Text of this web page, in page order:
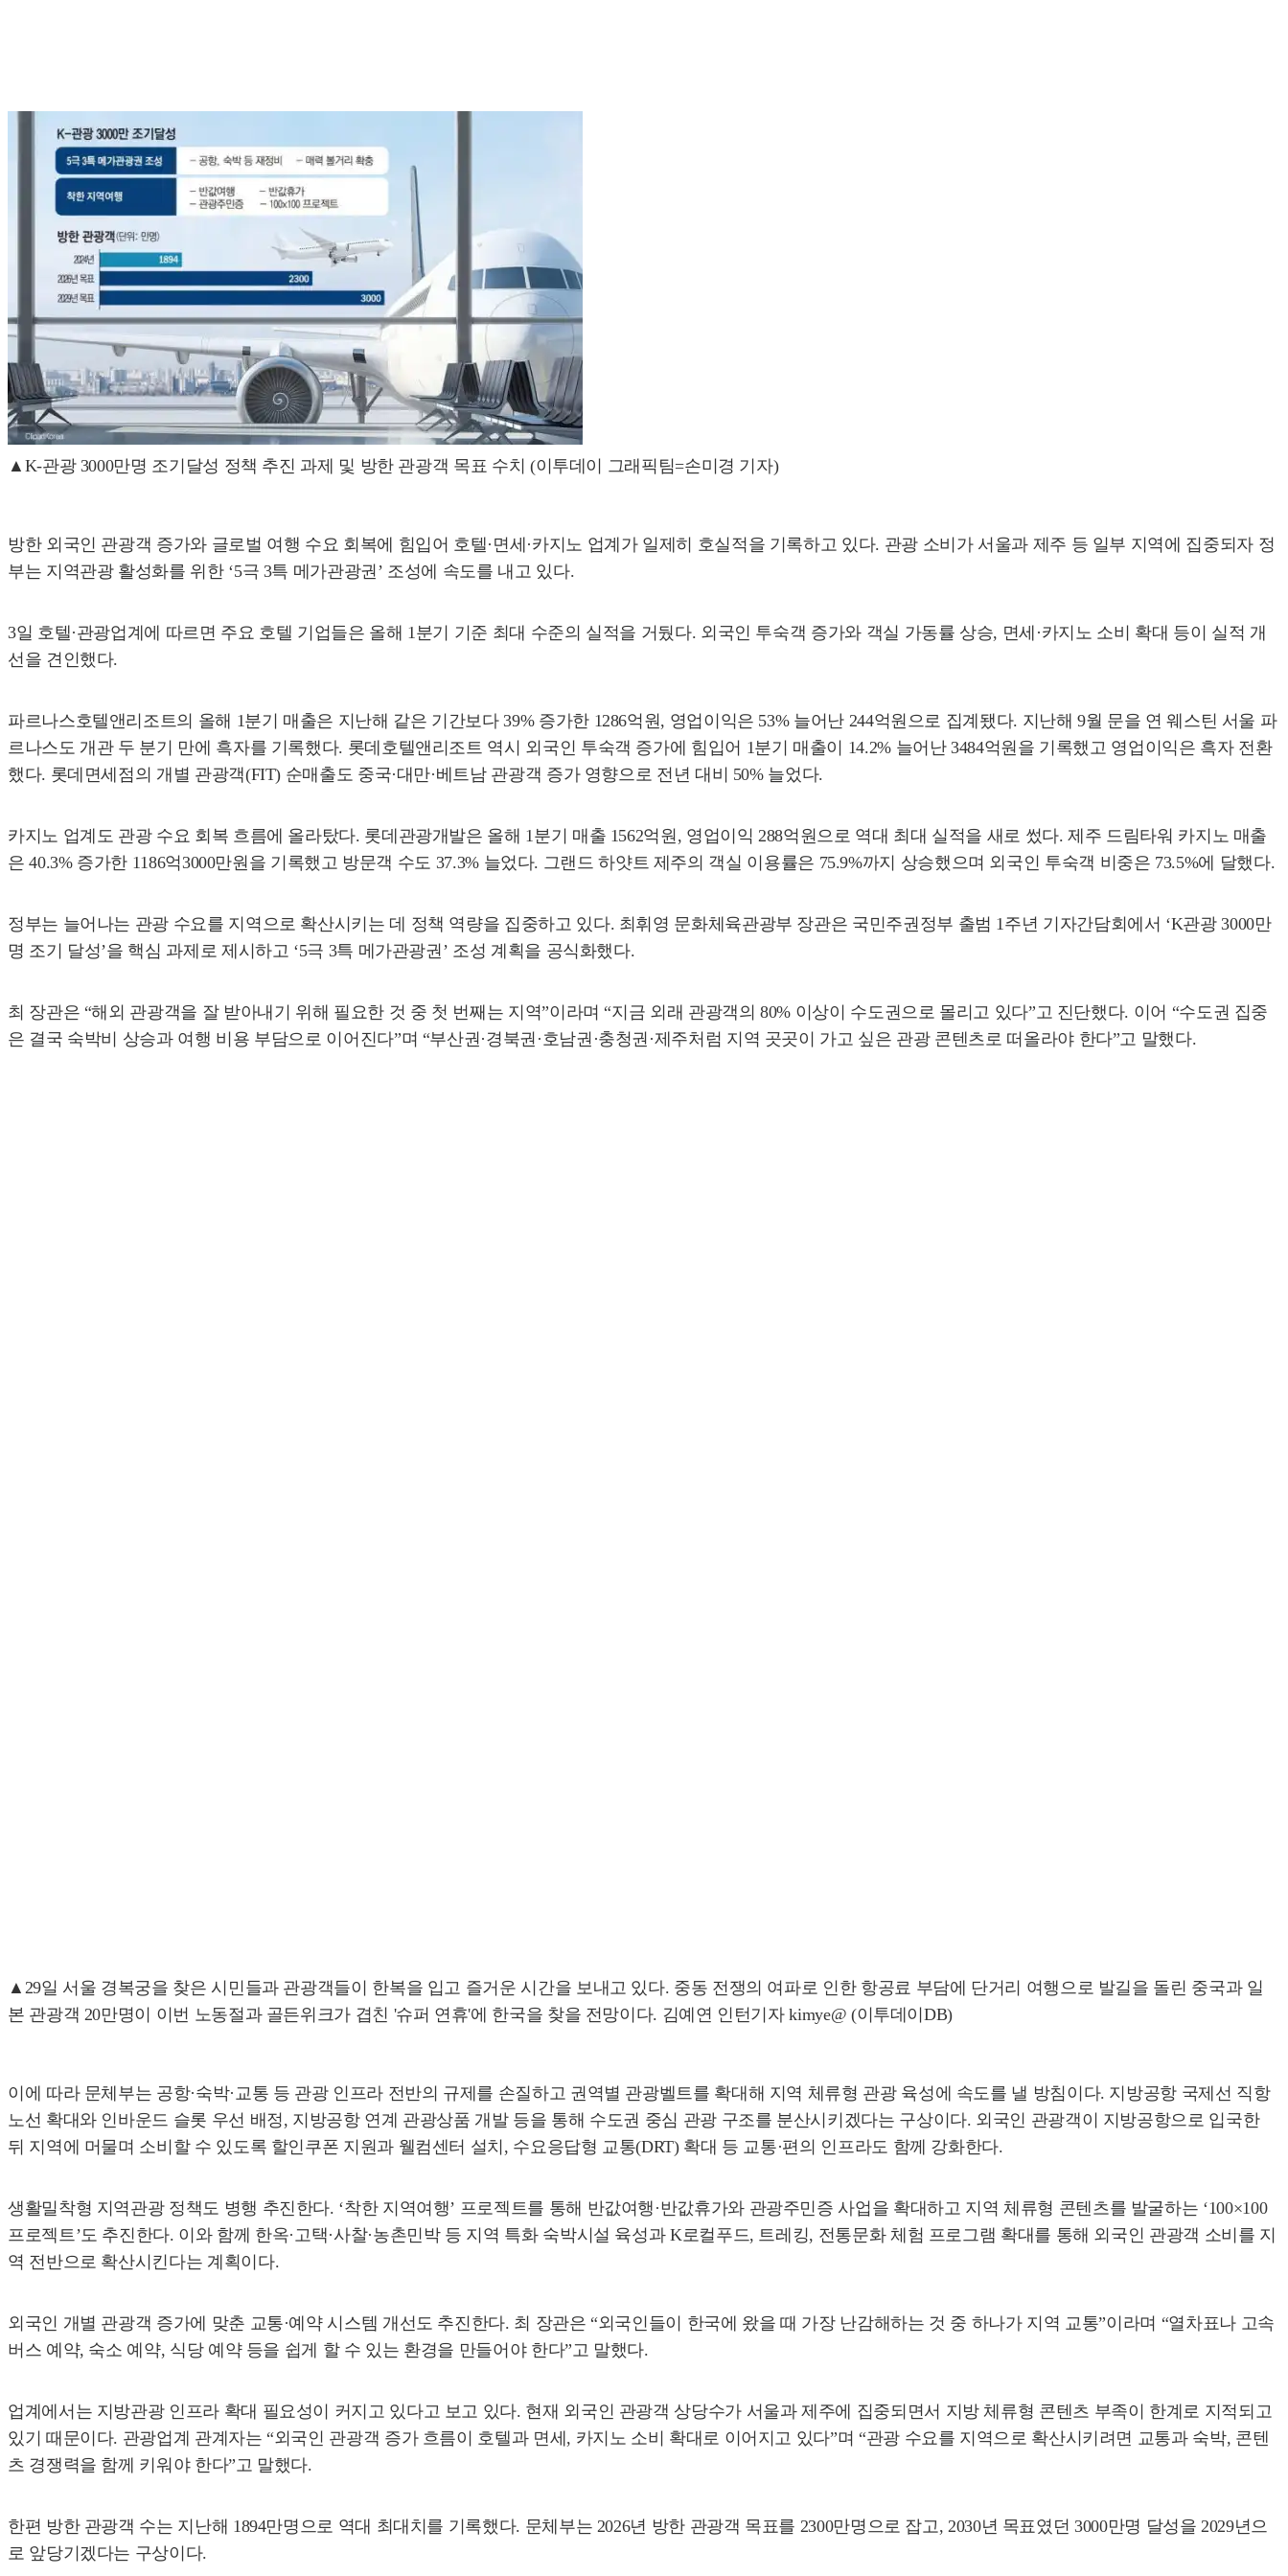
▲K-관광 3000만명 조기달성 정책 추진 과제 및 방한 관광객 목표 수치 (이투데이 그래픽팀=손미경 기자)
방한 외국인 관광객 증가와 글로벌 여행 수요 회복에 힘입어 호텔·면세·카지노 업계가 일제히 호실적을 기록하고 있다. 관광 소비가 서울과 제주 등 일부 지역에 집중되자 정
부는 지역관광 활성화를 위한 ‘5극 3특 메가관광권’ 조성에 속도를 내고 있다.
3일 호텔·관광업계에 따르면 주요 호텔 기업들은 올해 1분기 기준 최대 수준의 실적을 거뒀다. 외국인 투숙객 증가와 객실 가동률 상승, 면세·카지노 소비 확대 등이 실적 개
선을 견인했다.
파르나스호텔앤리조트의 올해 1분기 매출은 지난해 같은 기간보다 39% 증가한 1286억원, 영업이익은 53% 늘어난 244억원으로 집계됐다. 지난해 9월 문을 연 웨스틴 서울 파
르나스도 개관 두 분기 만에 흑자를 기록했다. 롯데호텔앤리조트 역시 외국인 투숙객 증가에 힘입어 1분기 매출이 14.2% 늘어난 3484억원을 기록했고 영업이익은 흑자 전환
했다. 롯데면세점의 개별 관광객(FIT) 순매출도 중국·대만·베트남 관광객 증가 영향으로 전년 대비 50% 늘었다.
카지노 업계도 관광 수요 회복 흐름에 올라탔다. 롯데관광개발은 올해 1분기 매출 1562억원, 영업이익 288억원으로 역대 최대 실적을 새로 썼다. 제주 드림타워 카지노 매출
은 40.3% 증가한 1186억3000만원을 기록했고 방문객 수도 37.3% 늘었다. 그랜드 하얏트 제주의 객실 이용률은 75.9%까지 상승했으며 외국인 투숙객 비중은 73.5%에 달했다.
정부는 늘어나는 관광 수요를 지역으로 확산시키는 데 정책 역량을 집중하고 있다. 최휘영 문화체육관광부 장관은 국민주권정부 출범 1주년 기자간담회에서 ‘K관광 3000만
명 조기 달성’을 핵심 과제로 제시하고 ‘5극 3특 메가관광권’ 조성 계획을 공식화했다.
최 장관은 “해외 관광객을 잘 받아내기 위해 필요한 것 중 첫 번째는 지역”이라며 “지금 외래 관광객의 80% 이상이 수도권으로 몰리고 있다”고 진단했다. 이어 “수도권 집중
은 결국 숙박비 상승과 여행 비용 부담으로 이어진다”며 “부산권·경북권·호남권·충청권·제주처럼 지역 곳곳이 가고 싶은 관광 콘텐츠로 떠올라야 한다”고 말했다.
▲29일 서울 경복궁을 찾은 시민들과 관광객들이 한복을 입고 즐거운 시간을 보내고 있다. 중동 전쟁의 여파로 인한 항공료 부담에 단거리 여행으로 발길을 돌린 중국과 일
본 관광객 20만명이 이번 노동절과 골든위크가 겹친 '슈퍼 연휴'에 한국을 찾을 전망이다. 김예연 인턴기자 kimye@ (이투데이DB)
이에 따라 문체부는 공항·숙박·교통 등 관광 인프라 전반의 규제를 손질하고 권역별 관광벨트를 확대해 지역 체류형 관광 육성에 속도를 낼 방침이다. 지방공항 국제선 직항
노선 확대와 인바운드 슬롯 우선 배정, 지방공항 연계 관광상품 개발 등을 통해 수도권 중심 관광 구조를 분산시키겠다는 구상이다. 외국인 관광객이 지방공항으로 입국한
뒤 지역에 머물며 소비할 수 있도록 할인쿠폰 지원과 웰컴센터 설치, 수요응답형 교통(DRT) 확대 등 교통·편의 인프라도 함께 강화한다.
생활밀착형 지역관광 정책도 병행 추진한다. ‘착한 지역여행’ 프로젝트를 통해 반값여행·반값휴가와 관광주민증 사업을 확대하고 지역 체류형 콘텐츠를 발굴하는 ‘100×100
프로젝트’도 추진한다. 이와 함께 한옥·고택·사찰·농촌민박 등 지역 특화 숙박시설 육성과 K로컬푸드, 트레킹, 전통문화 체험 프로그램 확대를 통해 외국인 관광객 소비를 지
역 전반으로 확산시킨다는 계획이다.
외국인 개별 관광객 증가에 맞춘 교통·예약 시스템 개선도 추진한다. 최 장관은 “외국인들이 한국에 왔을 때 가장 난감해하는 것 중 하나가 지역 교통”이라며 “열차표나 고속
버스 예약, 숙소 예약, 식당 예약 등을 쉽게 할 수 있는 환경을 만들어야 한다”고 말했다.
업계에서는 지방관광 인프라 확대 필요성이 커지고 있다고 보고 있다. 현재 외국인 관광객 상당수가 서울과 제주에 집중되면서 지방 체류형 콘텐츠 부족이 한계로 지적되고
있기 때문이다. 관광업계 관계자는 “외국인 관광객 증가 흐름이 호텔과 면세, 카지노 소비 확대로 이어지고 있다”며 “관광 수요를 지역으로 확산시키려면 교통과 숙박, 콘텐
츠 경쟁력을 함께 키워야 한다”고 말했다.
한편 방한 관광객 수는 지난해 1894만명으로 역대 최대치를 기록했다. 문체부는 2026년 방한 관광객 목표를 2300만명으로 잡고, 2030년 목표였던 3000만명 달성을 2029년으
로 앞당기겠다는 구상이다.